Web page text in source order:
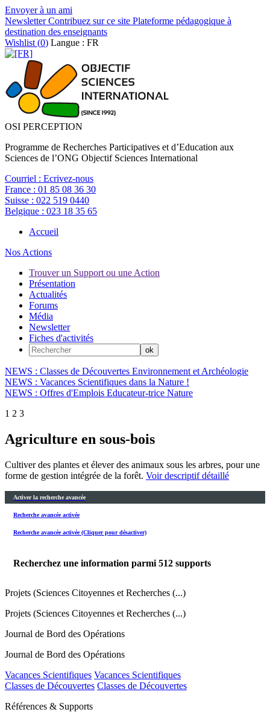
Envoyer à un ami
NewsletterContribuez sur ce site Plateforme pédagogique à
destination des enseignants
Wishlist (0) Langue : FR
OSI PERCEPTION
Programme de Recherches Participatives et d’Education aux
Sciences de l’ONG Objectif Sciences International
Courriel : Ecrivez-nous
France : 01 85 08 36 30
Suisse : 022 519 0440
Belgique : 023 18 35 65
Accueil
Nos Actions
Trouver un Support ou une Action
Présentation
Actualités
Forums
Média
Newsletter
Fiches d'activités
NEWS : Classes de Découvertes Environnement et Archéologie
NEWS : Vacances Scientifiques dans la Nature !
NEWS : Offres d'Emplois Educateur-trice Nature
1 2 3
Agriculture en sous-bois
Cultiver des plantes et élever des animaux sous les arbres, pour une
forme de gestion intégrée de la forêt. Voir descriptif détaillé
Activer la recherche avancée
Recherche avancée activée
Recherche avancée activée (Cliquer pour désactiver)
Recherchez une information parmi 512 supports
Projets (Sciences Citoyennes et Recherches (...)
Projets (Sciences Citoyennes et Recherches (...)
Journal de Bord des Opérations
Journal de Bord des Opérations
Vacances Scientifiques Vacances Scientifiques
Classes de Découvertes Classes de Découvertes
Références & Supports